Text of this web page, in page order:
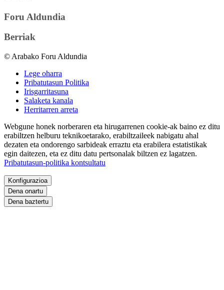
Foru Aldundia
Berriak
© Arabako Foru Aldundia
Lege oharra
Pribatutasun Politika
Irisgarritasuna
Salaketa kanala
Herritarren arreta
Webgune honek norberaren eta hirugarrenen cookie-ak baino ez ditu
erabiltzen helburu teknikoetarako, erabiltzaileek nabigatu ahal
dezaten eta ondorengo sarbideak erraztu eta erabilera estatistikak
egin daitezen, eta ez ditu datu pertsonalak biltzen ez lagatzen.
Pribatutasun-politika kontsultatu
Konfigurazioa
Dena onartu
Dena baztertu